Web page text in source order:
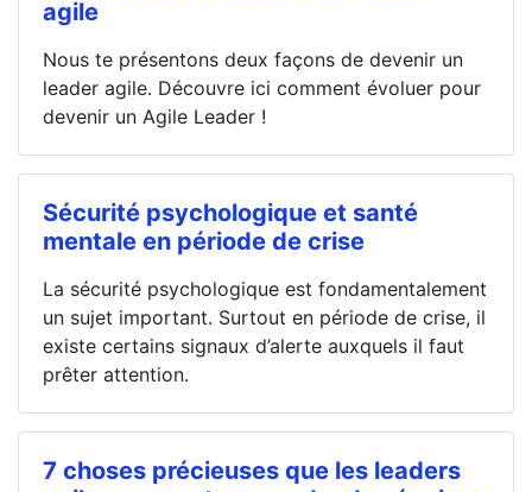
agile
Nous te présentons deux façons de devenir un
leader agile. Découvre ici comment évoluer pour
devenir un Agile Leader !
Sécurité psychologique et santé
mentale en période de crise
La sécurité psychologique est fondamentalement
un sujet important. Surtout en période de crise, il
existe certains signaux d’alerte auxquels il faut
prêter attention.
7 choses précieuses que les leaders